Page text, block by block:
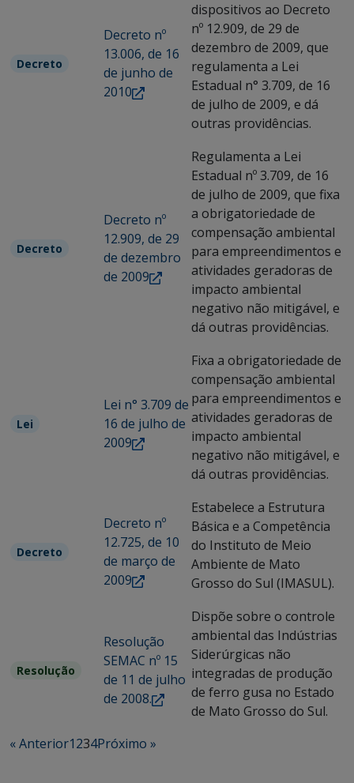
Decreto
Decreto nº
13.006, de 16
de junho de
2010
dispositivos ao Decreto
nº 12.909, de 29 de
dezembro de 2009, que
regulamenta a Lei
Estadual n° 3.709, de 16
de julho de 2009, e dá
outras providências.
Decreto
Decreto nº
12.909, de 29
de dezembro
de 2009
Regulamenta a Lei
Estadual nº 3.709, de 16
de julho de 2009, que fixa
a obrigatoriedade de
compensação ambiental
para empreendimentos e
atividades geradoras de
impacto ambiental
negativo não mitigável, e
dá outras providências.
Lei
Lei n° 3.709 de
16 de julho de
2009
Fixa a obrigatoriedade de
compensação ambiental
para empreendimentos e
atividades geradoras de
impacto ambiental
negativo não mitigável, e
dá outras providências.
Decreto
Decreto nº
12.725, de 10
de março de
2009
Estabelece a Estrutura
Básica e a Competência
do Instituto de Meio
Ambiente de Mato
Grosso do Sul (IMASUL).
Resolução
Resolução
SEMAC nº 15
de 11 de julho
de 2008.
Dispõe sobre o controle
ambiental das Indústrias
Siderúrgicas não
integradas de produção
de ferro gusa no Estado
de Mato Grosso do Sul.
« Anterior1234Próximo »